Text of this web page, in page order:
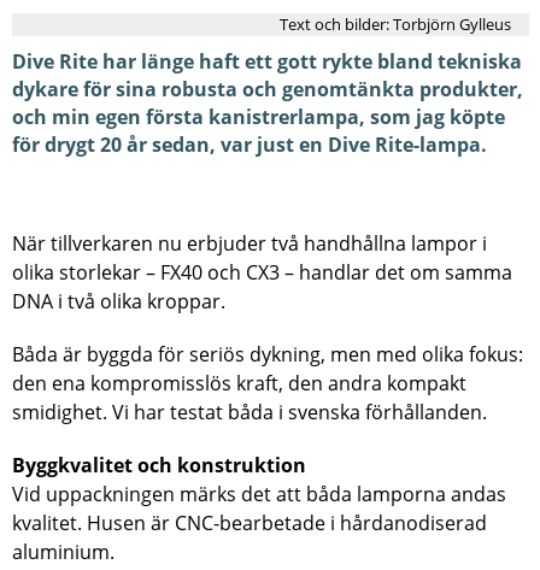
Text och bilder: Torbjörn Gylleus
Dive Rite har länge haft ett gott rykte bland tekniska
dykare för sina robusta och genomtänkta produkter,
och min egen första kanistrerlampa, som jag köpte
för drygt 20 år sedan, var just en Dive Rite-lampa.
När tillverkaren nu erbjuder två handhållna lampor i
olika storlekar – FX40 och CX3 – handlar det om samma
DNA i två olika kroppar.
Båda är byggda för seriös dykning, men med olika fokus:
den ena kompromisslös kraft, den andra kompakt
smidighet. Vi har testat båda i svenska förhållanden.
Byggkvalitet och konstruktion
Vid uppackningen märks det att båda lamporna andas
kvalitet. Husen är CNC-bearbetade i hårdanodiserad
aluminium.